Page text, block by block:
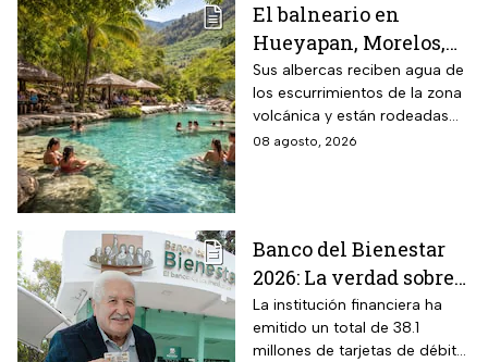
El balneario en
Hueyapan, Morelos,
que combina albercas
cristalinas con la
naturaleza del volcán
Popocatépetl y cuesta
Sus albercas reciben agua de
los escurrimientos de la zona
volcánica y están rodeadas
de vegetación, áreas verdes y
08 agosto, 2026
Banco del Bienestar
2026: La verdad sobre
entrar a Buró de
Crédito por tenerla
La institución financiera ha
emitido un total de 38.1
millones de tarjetas de débito